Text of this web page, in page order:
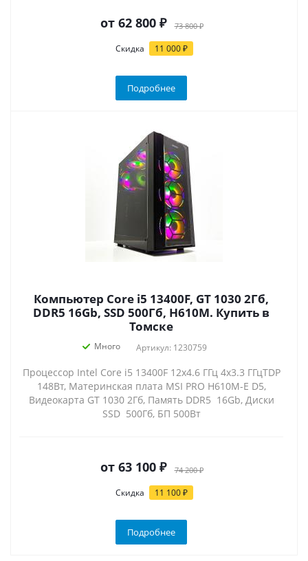
от 62 800 ₽ 73 800 ₽
Скидка 11 000 ₽
Подробнее
Компьютер Core i5 13400F, GT 1030 2Гб,
DDR5 16Gb, SSD 500Гб, H610M. Купить в
Томске
Много Артикул: 1230759
Процессор Intel Core i5 13400F 12x4.6 ГГц 4x3.3 ГГцTDP
148Вт, Материнская плата MSI PRO H610M-E D5,
Видеокарта GT 1030 2Гб, Память DDR5 16Gb, Диски
SSD 500Гб, БП 500Вт
от 63 100 ₽ 74 200 ₽
Скидка 11 100 ₽
Подробнее